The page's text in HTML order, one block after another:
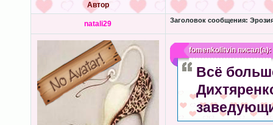
Автор
natali29 Заголовок сообщения:
fomenkolitvinписал(а):
Всё